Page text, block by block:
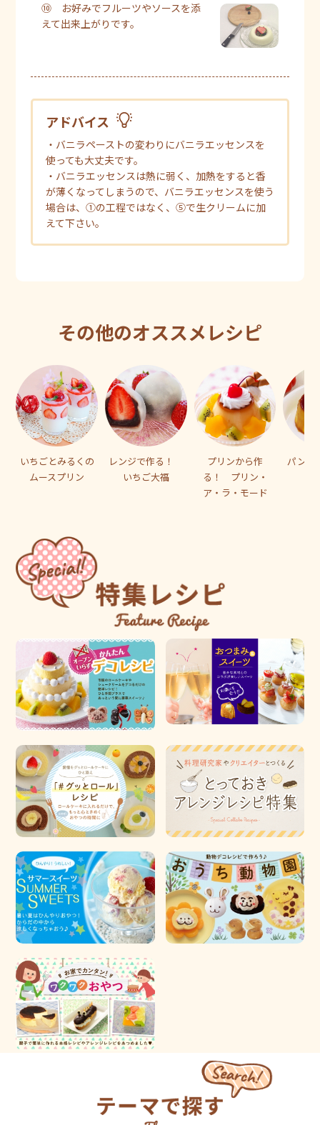
⑩ お好みでフルーツやソースを添
えて出来上がりです。
アドバイス
・バニラペーストの変わりにバニラエッセンスを
使っても大丈夫です。
・バニラエッセンスは熱に弱く、加熱をすると香
が薄くなってしまうので、バニラエッセンスを使う
場合は、①の工程ではなく、⑤で生クリームに加
えて下さい。
その他のオススメレシピ
いちごとみるくの
ムースプリン
レンジで作る！
いちご大福
プリンから作
る！ プリン・
ア・ラ・モード
パンプ